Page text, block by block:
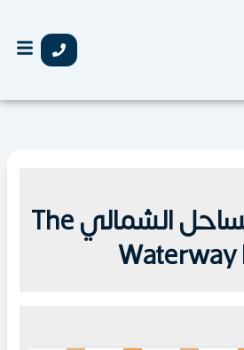
ذا وتر واي الساحل الشمالي The
Waterway